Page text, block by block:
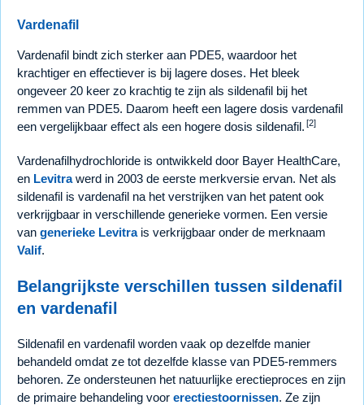
Vardenafil
Vardenafil bindt zich sterker aan PDE5, waardoor het
krachtiger en effectiever is bij lagere doses. Het bleek
ongeveer 20 keer zo krachtig te zijn als sildenafil bij het
remmen van PDE5. Daarom heeft een lagere dosis vardenafil
een vergelijkbaar effect als een hogere dosis sildenafil. [2]
Vardenafilhydrochloride is ontwikkeld door Bayer HealthCare,
en Levitrawerd in 2003 de eerste merkversie ervan. Net als
sildenafil is vardenafil na het verstrijken van het patent ook
verkrijgbaar in verschillende generieke vormen. Een versie
van generieke Levitrais verkrijgbaar onder de merknaam
Valif.
Belangrijkste verschillen tussen sildenafil
en vardenafil
Sildenafil en vardenafil worden vaak op dezelfde manier
behandeld omdat ze tot dezelfde klasse van PDE5-remmers
behoren. Ze ondersteunen het natuurlijke erectieproces en zijn
de primaire behandeling voor erectiestoornissen. Ze zijn